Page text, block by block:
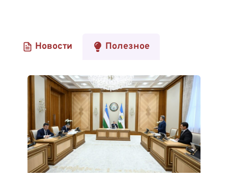
Новости Полезное